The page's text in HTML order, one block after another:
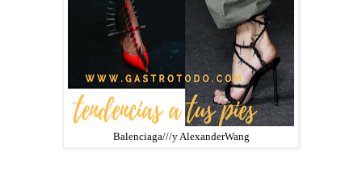
Balenciaga///y AlexanderWang